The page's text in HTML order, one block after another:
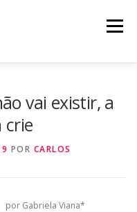
Menu
vai existir, a
crie
POR CARLOS
por Gabriela Viana*